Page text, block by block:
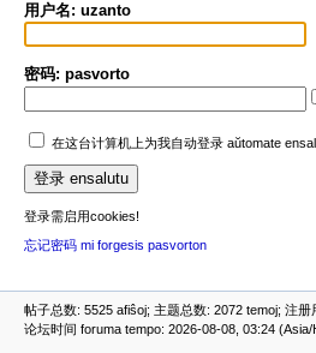
用户名: uzanto
密码: pasvorto
在这台计算机上为我自动登录 aŭtomate
登录需启用cookies!
忘记密码 mi forgesis pasvorton
帖子总数: 5525 afiŝoj; 主题总数: 2072 temoj; 注
论坛时间 foruma tempo: 2026-08-08, 03:24 (Asia/